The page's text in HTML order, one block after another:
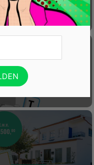
reinigen
t.w.v. €